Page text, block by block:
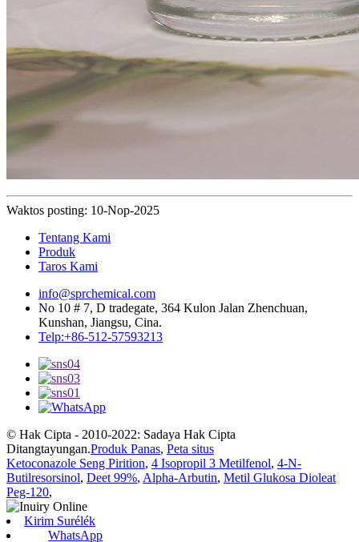
Waktos posting: 10-Nop-2025
Tentang Kami
Produk
Taros Kami
info@sprchemical.com
No 10 # 7, D tradegate, 364 Kulon Jalan Zhenchuan,
Kunshan, Jiangsu, Cina.
Telp:+86-512-57593213
© Hak Cipta - 2010-2022: Sadaya Hak Cipta
Ditangtayungan.Produk Panas, Peta situs
Ketoconazole Seng Pirition, 4 Isopropil 3 Metilfenol, 4-N-
Butilresorsinol, Deet 99%, Alpha-Arbutin, Metil Glukosa Dioleat
Peg-120,
Kirim Surélék
WhatsApp